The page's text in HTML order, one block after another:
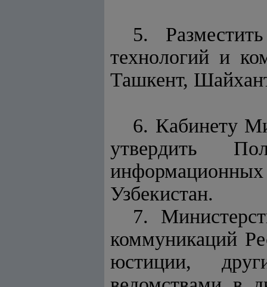
5.
технологий и
Ташкент,
6. Кабинету
утвердить
Узбекистан.
7.
коммуникаций
юстиции,